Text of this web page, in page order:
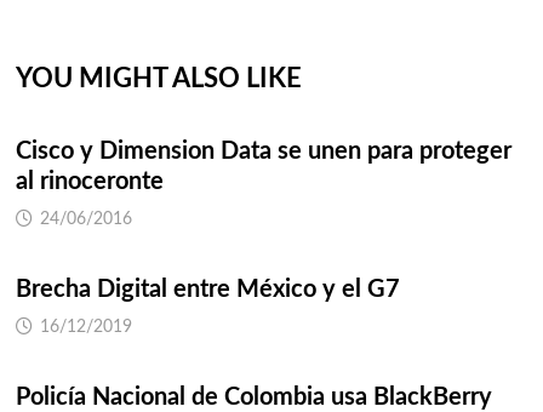
YOU MIGHT ALSO LIKE
Cisco y Dimension Data se unen para proteger
al rinoceronte
24/06/2016
Brecha Digital entre México y el G7
16/12/2019
Policía Nacional de Colombia usa BlackBerry